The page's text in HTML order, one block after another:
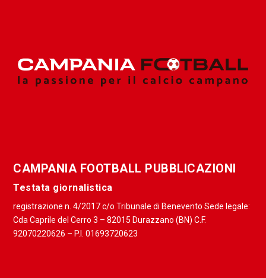
CAMPANIA FOOTBALL PUBBLICAZIONI
Testata giornalistica
registrazione n. 4/2017 c/o Tribunale di Benevento Sede legale:
Cda Caprile del Cerro 3 – 82015 Durazzano (BN) C.F.
92070220626 – P.I. 01693720623